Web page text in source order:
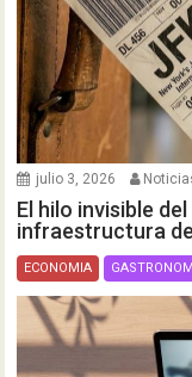
julio 3, 2026
El hilo invisible
infraestructura
ECONOMIA